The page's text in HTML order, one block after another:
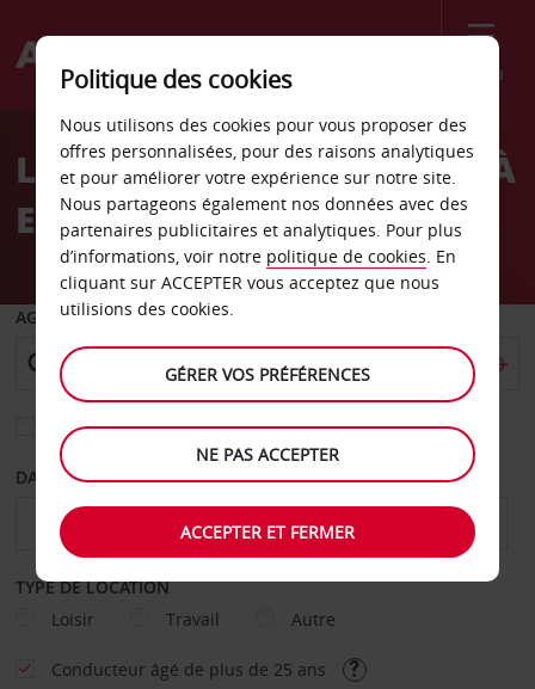
Menu
Welcome
AvisLA LOCATION DE VOITURE À
ESSAOUIRA
AGENCE DE DÉPART
Sélectionnez une autre agence de retour
DATE DE DÉPART DATE DE RETOUR
TYPE DE LOCATION
Loisir
Travail Autre
Conducteur âgé de plus de 25 ans
Politique des cookies
Nous utilisons des cookies pour vous proposer des
offres personnalisées, pour des raisons analytiques
et pour améliorer votre expérience sur notre site.
Nous partageons également nos données avec des
partenaires publicitaires et analytiques. Pour plus
d’informations, voir notre politique de cookies. En
cliquant sur ACCEPTER vous acceptez que nous
utilisions des cookies.
GÉRER VOS PRÉFÉRENCES
NE PAS ACCEPTER
ACCEPTER ET FERMER